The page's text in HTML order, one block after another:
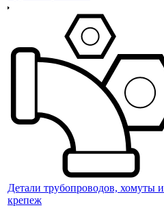
Детали трубопроводов, хомуты и
крепеж